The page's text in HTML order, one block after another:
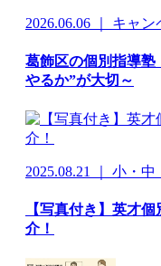
2026.06.06 ｜ キャン
葛飾区の個別指導塾
やるか”が大切～
2025.08.21 ｜ 小・
【写真付き】英才
介！